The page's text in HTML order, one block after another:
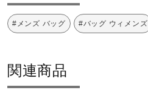
メディカル
コラボ／ライセンス
約660g
2026年春夏
#メンズ バッグ #バッグ ウィメンズ
関連商品